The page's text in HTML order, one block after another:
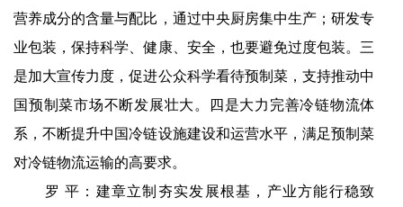
营养成分的含量与配比，通过中央厨房集中生产；研发专
业包装，保持科学、健康、安全，也要避免过度包装。三
是加大宣传力度，促进公众科学看待预制菜，支持推动中
国预制菜市场不断发展壮大。四是大力完善冷链物流体
系，不断提升中国冷链设施建设和运营水平，满足预制菜
对冷链物流运输的高要求。
罗 平：建章立制夯实发展根基，产业方能行稳致